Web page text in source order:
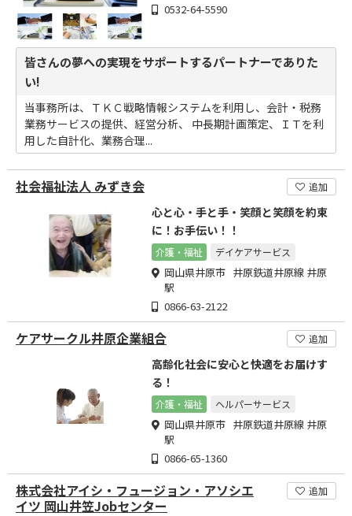
0532-64-5590
皆さんの夢への実現をサポートするパートナーでありた
い!
当事務所は、ＴＫＣ戦略情報システムを利用し、会計・税務
業務サービスの提供、経営分析、 中長期計画策定、ＩＴを利
用した自計化、業務合理...
社会福祉法人 みずき会 追加
心と心・手と手・笑顔と笑顔を約束
に！お手伝い！！
介護・福祉 デイケアサービス
岡山県井原市 井原鉄道井原線 井原
駅
0866-63-2122
ケアサークル井原企業組合 追加
高齢化社会に安心と快適をお届けす
る！
介護・福祉 ヘルパーサービス
岡山県井原市 井原鉄道井原線 井原
駅
0866-65-1360
株式会社アイシ・フュージョン・アソシエ
イツ 岡山井笠Jobセンター
追加